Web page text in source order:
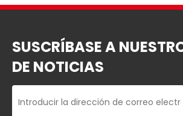
SUSCRÍBASE A
DE NOTICIAS